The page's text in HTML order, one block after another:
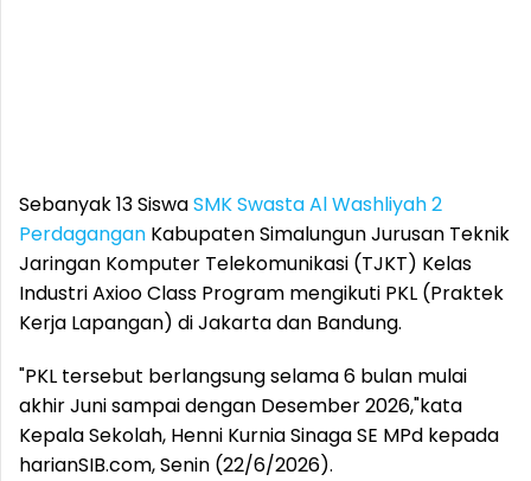
Sebanyak 13 SiswaSMK Swasta Al Washliyah 2
Perdagangan Kabupaten Simalungun Jurusan Teknik
Jaringan Komputer Telekomunikasi (TJKT) Kelas
Industri Axioo Class Program mengikuti PKL (Praktek
Kerja Lapangan) di Jakarta dan Bandung.
"PKL tersebut berlangsung selama 6 bulan mulai
akhir Juni sampai dengan Desember 2026,"kata
Kepala Sekolah, Henni Kurnia Sinaga SE MPd kepada
harianSIB.com, Senin (22/6/2026).